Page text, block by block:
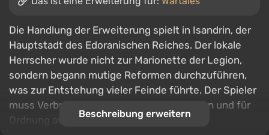
Die Handlung der Erweiterung spielt in Isandrin, der
Hauptstadt des Edoranischen Reiches. Der lokale
Herrscher wurde nicht zur Marionette der Legion,
sondern begann mutige Reformen durchzuführen,
was zur Entstehung vieler Feinde führte. Der Spieler
muss Verbrecher fangen, Konvois schützen und für
Ordnung auf den Straßen sorgen.
Beschreibung erweitern